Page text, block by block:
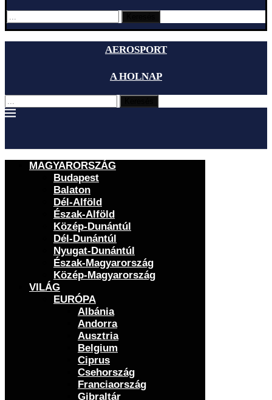
AEROSPORT
A HOLNAP
MAGYARORSZÁG
Budapest
Balaton
Dél-Alföld
Észak-Alföld
Közép-Dunántúl
Dél-Dunántúl
Nyugat-Dunántúl
Észak-Magyarország
Közép-Magyarország
VILÁG
EURÓPA
Albánia
Andorra
Ausztria
Belgium
Ciprus
Csehország
Franciaország
Gibraltár